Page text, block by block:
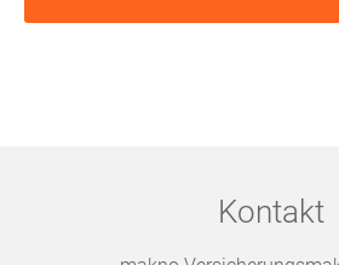
Kontakt